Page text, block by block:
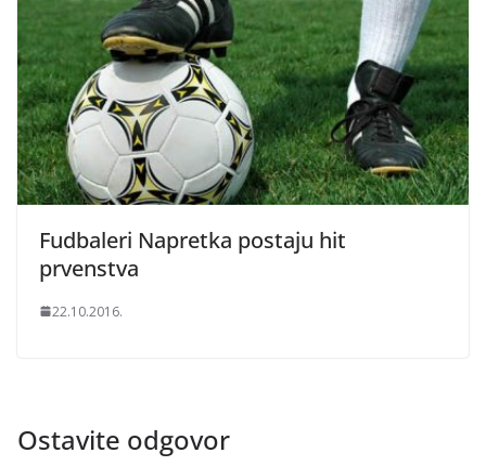
Fudbaleri Napretka postaju hit
prvenstva
22.10.2016.
Ostavite odgovor